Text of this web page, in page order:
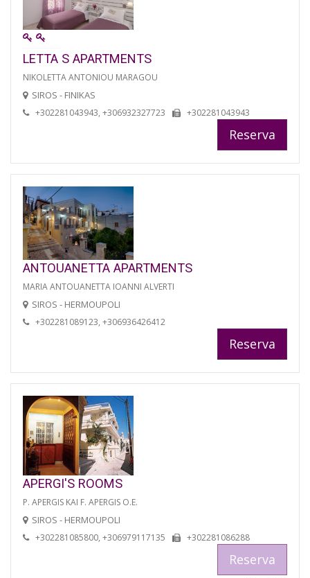
LETTA S APARTMENTS
NIKOLETTA ANTONIOU MARAGOU
SIROS - FINIKAS
+302281043943, +306932327723 +302281043943
Reserva
ANTOUANETTA APARTMENTS
MARIA ANTOUANETTA IOANNI ALVERTI
SIROS - HERMOUPOLI
+302281089123, +306936426412
Reserva
APERGI'S ROOMS
P. APERGIS KAI F. APERGIS O.E.
SIROS - HERMOUPOLI
+302281085800, +306979117135 +302281086288
Reserva